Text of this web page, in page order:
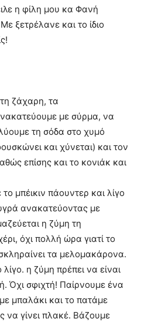
η φίλη µου κα Φανή
ξετρέλανε και το ίδιο
ζάχαρη, τα
µε σύρμα, να
τη σόδα στο χυμό
και χύνεται) και τον
επίσης και το κονιάκ και
μπέικιν πάουντερ και λίγο
ανακατεύοντας µε
η ζύμη τη
όχι πολλή ώρα γιατί το
τα μελοµακάρονα.
η ζύμη πρέπει να είναι
Όχι σφιχτή! Παίρνουμε ένα
μπαλάκι και το πατάμε
να γίνει πλακέ. Βάζουμε